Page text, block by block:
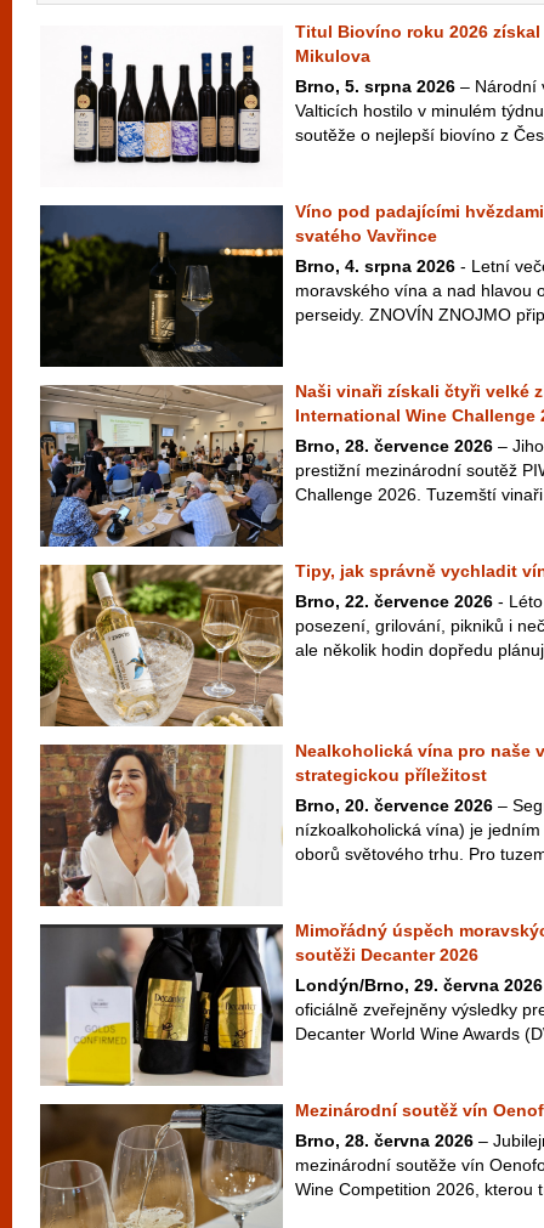
Titul Biovíno roku 2026
Mikulova
Brno, 5. srpna 2026 – Národní
Valticích hostilo v minulém
soutěže o nejlepší biovíno z
Víno pod padajícími
svatého Vavřince
Brno, 4. srpna 2026 - Letní
moravského vína a nad hlavou
perseidy. ZNOVÍN ZNOJMO
Naši vinaři získali čtyři velké
International Wine Challenge
Brno, 28. července 2026 –
prestižní mezinárodní soutěž
Challenge 2026. Tuzemští
Tipy, jak správně vychladit
Brno, 22. července 2026 -
posezení, grilování, pikniků i
ale několik hodin dopředu
Nealkoholická vína pro naše
strategickou příležitost
Brno, 20. července 2026 –
nízkoalkoholická vína) je
oborů světového trhu. Pro
Mimořádný úspěch
soutěži Decanter 2026
Londýn/Brno, 29. června 2026
oficiálně zveřejněny výsledky
Decanter World Wine Awards
Mezinárodní soutěž vín
Brno, 28. června 2026 –
mezinárodní soutěže vín
Wine Competition 2026, kterou